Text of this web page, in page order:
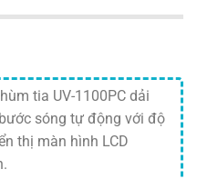
tia UV-1100PC dải
sóng tự động với độ
thị màn hình LCD